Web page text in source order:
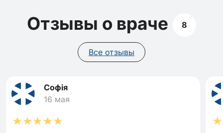
Отзывы о враче 8
Все отзывы
Софія
16 мая